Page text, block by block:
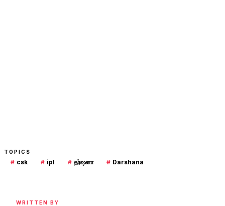
TOPICS
# csk # ipl # தர்ஷனா # Darshana
WRITTEN BY